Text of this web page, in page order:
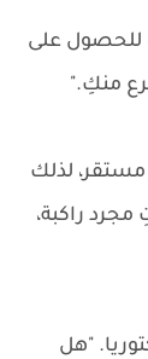
للحصول على
منكِ."
مستقر، لذلك
راكبة،
"هل